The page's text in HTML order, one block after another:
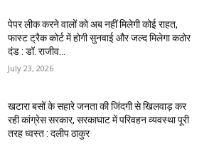
पेपर लीक करने वालों को अब नहीं मिलेगी कोई राहत,
फास्ट ट्रैक कोर्ट में होगी सुनवाई और जल्द मिलेगा कठोर
दंड : डॉ. राजीव...
July 23, 2026
खटारा बसों के सहारे जनता की जिंदगी से खिलवाड़ कर
रही कांग्रेस सरकार, सरकाघाट में परिवहन व्यवस्था पूरी
तरह ध्वस्त : दलीप ठाकुर